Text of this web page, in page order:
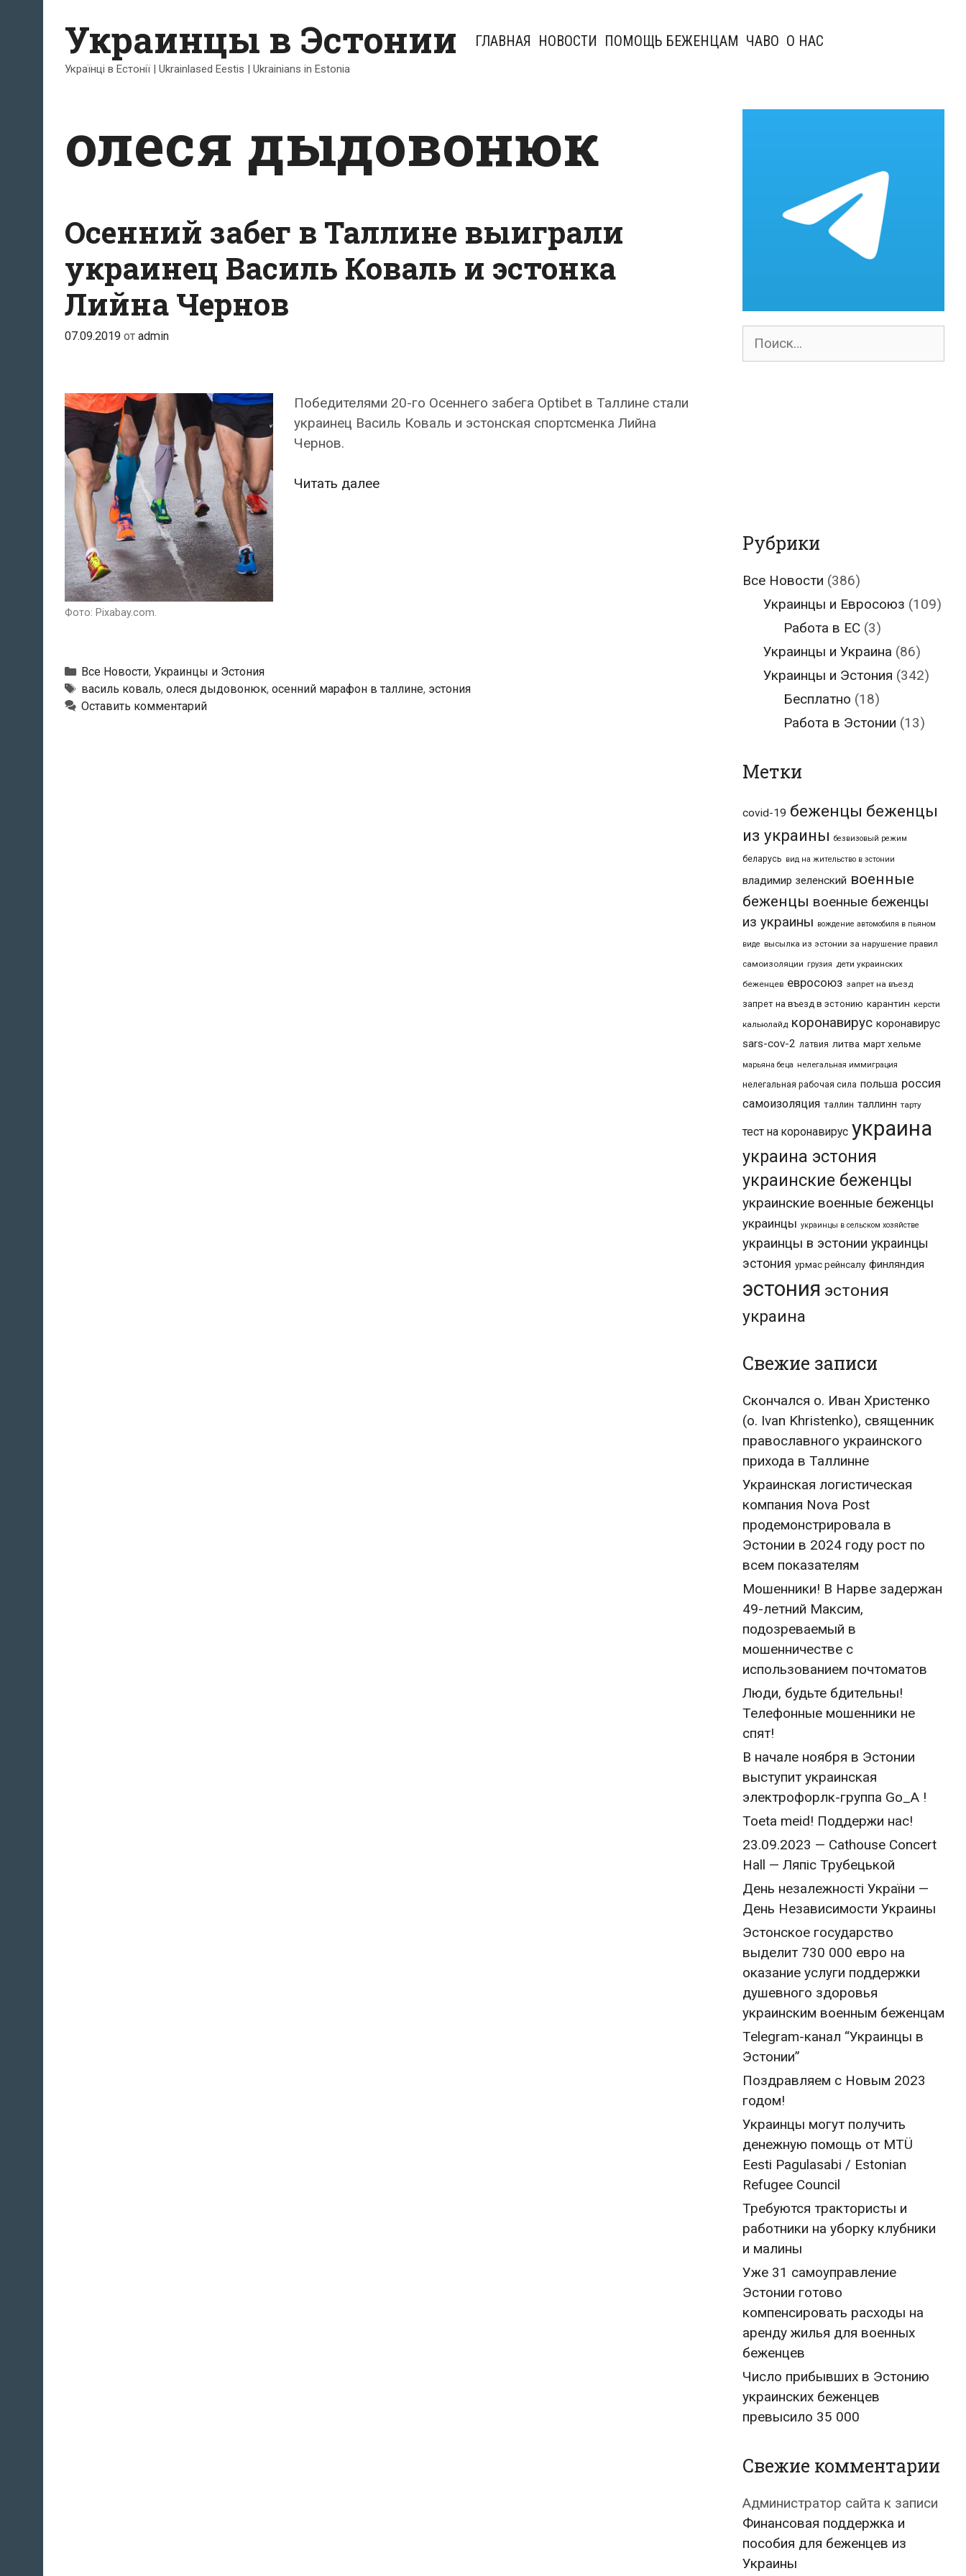
содержимому
Украинцы в Эстонии
Українці в Естонії | Ukrainlased Eestis | Ukrainians in Estonia
ГЛАВНАЯ НОВОСТИ ПОМОЩЬ БЕЖЕНЦАМ ЧАВО О НАС
олеся дыдовонюк
Осенний забег в Таллине выиграли
украинец Василь Коваль и эстонка
Лийна Чернов
07.09.2019 от admin
Фото: Pixabay.com.
Победителями 20-го Осеннего забега Optibet в Таллине стали
украинец Василь Коваль и эстонская спортсменка Лийна
Чернов.
Читать далееОсенний
Лийна
Рубрики
Все Новости, Украинцы и Эстония
Метки
василь коваль, олеся дыдовонюк, осенний марафон в таллине, эстония
Оставить комментарий
Поиск
Рубрики
Все Новости (386)
Украинцы и Евросоюз (109)
Работа в ЕС (3)
Украинцы и Украина (86)
Украинцы и Эстония (342)
Бесплатно (18)
Работа в Эстонии (13)
Метки
covid-19 беженцы беженцы
из украины безвизовый режим
беларусь вид на жительство в эстонии
владимир зеленский военные
беженцы военные беженцы
из украины вождение автомобиля в пьяном
виде высылка из эстонии за нарушение правил
самоизоляции грузия дети украинских
беженцев евросоюз запрет на въезд
запрет на въезд в эстонию карантин керсти
кальюлайд коронавирус коронавирус
sars-cov-2 латвия литва март хельме
марьяна беца нелегальная иммиграция
нелегальная рабочая сила польша россия
самоизоляция таллин таллинн тарту
тест на коронавирус украина
украина эстония
украинские беженцы
украинские военные беженцы
украинцы украинцы в сельском хозяйстве
украинцы в эстонии украинцы
эстония урмас рейнсалу финляндия
эстония эстония
украина
Свежие записи
Скончался о. Иван Христенко
(о. Ivan Khristenko), священник
православного украинского
прихода в Таллинне
Украинская логистическая
компания Nova Post
продемонстрировала в
Эстонии в 2024 году рост по
всем показателям
Мошенники! В Нарве задержан
49-летний Максим,
подозреваемый в
мошенничестве с
использованием почтоматов
Люди, будьте бдительны!
Телефонные мошенники не
спят!
В начале ноября в Эстонии
выступит украинская
электрофорлк-группа Go_A !
Toeta meid! Поддержи нас!
23.09.2023 — Cathouse Concert
Hall — Ляпіс Трубецькой
День незалежності України —
День Независимости Украины
Эстонское государство
выделит 730 000 евро на
оказание услуги поддержки
душевного здоровья
украинским военным беженцам
Telegram-канал “Украинцы в
Эстонии”
Поздравляем с Новым 2023
годом!
Украинцы могут получить
денежную помощь от MTÜ
Eesti Pagulasabi / Estonian
Refugee Council
Требуются трактористы и
работники на уборку клубники
и малины
Уже 31 самоуправление
Эстонии готово
компенсировать расходы на
аренду жилья для военных
беженцев
Число прибывших в Эстонию
украинских беженцев
превысило 35 000
Свежие комментарии
Администратор сайта к записи
Финансовая поддержка и
пособия для беженцев из
Украины